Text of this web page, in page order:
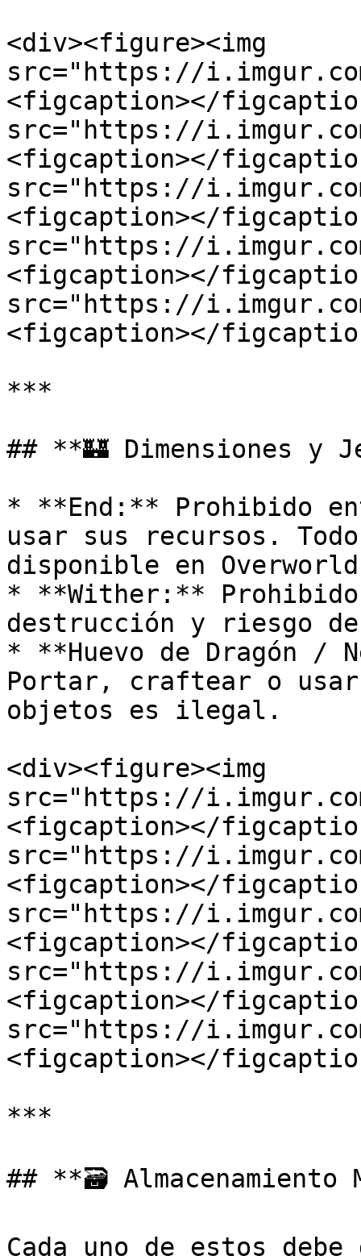
<div><figure><img
src="https://
<figcaption></
src="https://
<figcaption></
src="https://
<figcaption></
src="https://
<figcaption></
src="https://
<figcaption></
***
## **🏰 Dimensiones y
* **End:** Prohibido
usar sus recursos.
disponible en
* **Wither:**
destrucción y riesgo
* **Huevo de Dragón /
Portar, craftear o
objetos es ilegal.
<div><figure><img
src="https://
<figcaption></
src="https://
<figcaption></
src="https://
<figcaption></
src="https://
<figcaption></
src="https://
<figcaption></
***
## **🗃️ Almacenamiento
Cada uno de estos